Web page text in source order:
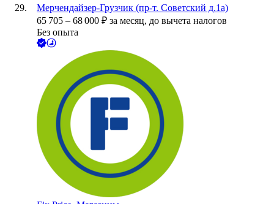
Мерчендайзер-Грузчик (пр-т. Советский д.1а)
65 705 – 68 000 ₽ за месяц, до вычета налогов
Без опыта